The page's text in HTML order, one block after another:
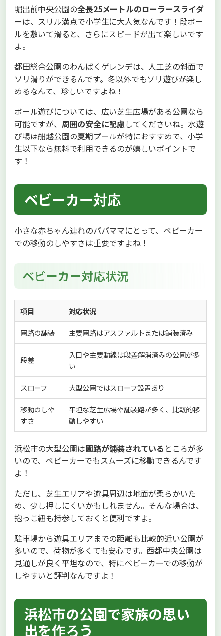
堀出前中央公園の全長25メートルのローラースライダ
ーは、スリル満点で小学生に大人気なんです！段ボー
ルを敷いて滑ると、さらにスピードが出て楽しいです
よ。
都田総合公園のわんぱくゲレンデは、人工芝の斜面で
ソリ滑りができるんです。冬以外でもソリ遊びが楽し
めるなんて、珍しいですよね！
ボール遊びについては、広い芝生広場がある公園なら
可能ですが、 周囲の安全に配慮してくださいね。水遊
び場は船越公園の夏期プールが特におすすめで、小学
生以下なら無料で利用できるのが嬉しいポイントで
す！
ベビーカー対応
小さな赤ちゃん連れのパパママにとって、ベビーカー
での移動のしやすさは重要ですよね！
ベビーカー対応状況
項目 対応状況
園路の舗装 主要園路はアスファルトまたは舗装済み
段差
入口や主要動線は段差解消済みの公園が多
い
スロープ 大型公園ではスロープ設置あり
移動のしや
すさ
平坦な芝生広場や舗装路が多く、比較的移
動しやすい
浜松市の大型公園は園路が舗装されている ところが多
いので、ベビーカーでもスムーズに移動できるんです
よ！
ただし、芝生エリアや遊具周辺は地面が柔らかいた
め、少し押しにくいかもしれません。そんな場合は、
抱っこ紐も持参しておくと便利ですよ。
駐車場から遊具エリアまでの距離も比較的近い公園が
多いので、荷物が多くても安心です。西都中央公園は
見通しが良く平坦なので、特にベビーカーでの移動が
しやすいと評判なんですよ！
浜松市の公園で家族の思い
出を作ろう